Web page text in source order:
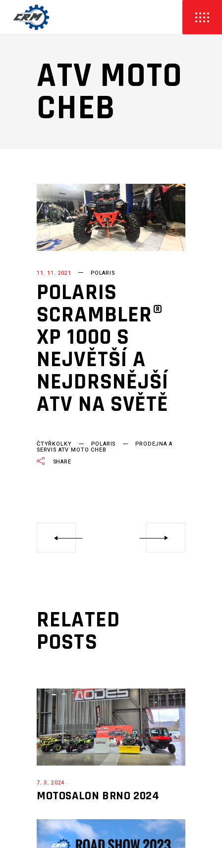
ATV MOTO
CHEB
11. 11. 2021 POLARIS
POLARIS
SCRAMBLER®
XP 1000 S
NEJVĚTŠÍ A
NEJDRSNĚJŠÍ
ATV NA SVĚTĚ
ČTYŘKOLKY POLARIS PRODEJNA A
SERVIS ATV MOTO CHEB
SHARE
RELATED
POSTS
7. 3. 2024
MOTOSALON BRNO 2024